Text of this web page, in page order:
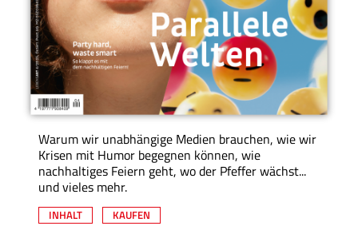
Warum wir unabhängige Medien brauchen, wie wir
Krisen mit Humor begegnen können, wie
nachhaltiges Feiern geht, wo der Pfeffer wächst...
und vieles mehr.
INHALT KAUFEN